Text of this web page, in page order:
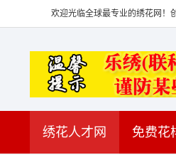
欢迎光临全球最专业的绣花网
绣花人才网 免费花